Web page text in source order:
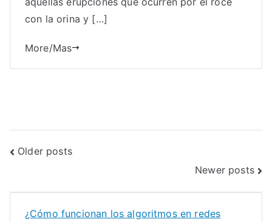
con la orina y […]
More/Mas
Posts
Older posts
Newer posts
¿Cómo funcionan los algoritmos en redes